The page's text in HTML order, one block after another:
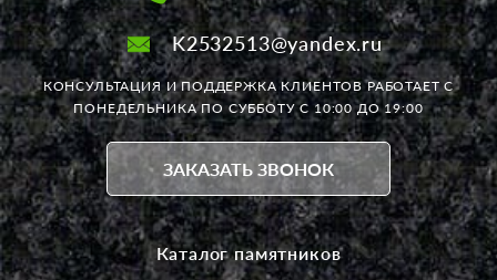
K2532513@yandex.ru
КОНСУЛЬТАЦИЯ И ПОДДЕРЖКА КЛИЕНТОВ РАБОТАЕТС
ПОНЕДЕЛЬНИКА ПО СУББОТУ С 10:00 ДО 19:00
ЗАКАЗАТЬ ЗВОНОК
Каталог памятников